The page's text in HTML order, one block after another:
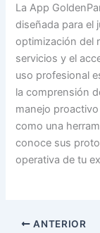
La App
diseñada para el
optimización del
servicios y el
uso profesional
la comprensión
manejo
como una
conoce sus
operativa de tu
ANTERIOR